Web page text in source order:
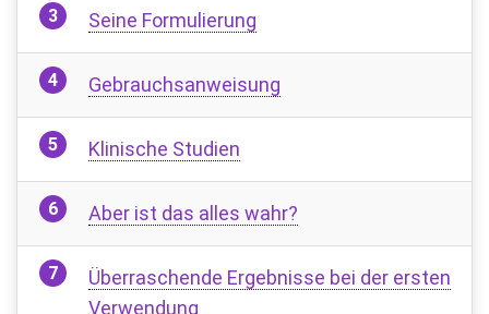
Seine Formulierung
Gebrauchsanweisung
Klinische Studien
Aber ist das alles wahr?
Überraschende Ergebnisse bei der ersten
Verwendung